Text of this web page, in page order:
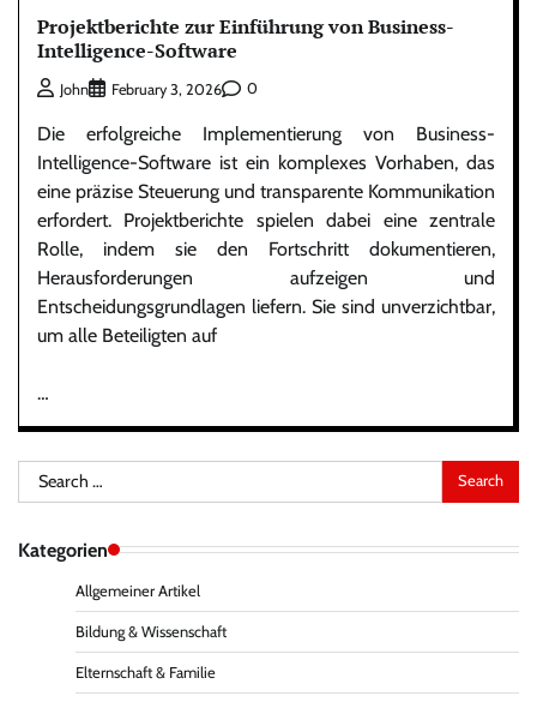
Projektberichte zur Einführung von Business-
Intelligence-Software
John February 3, 2026 0
Die erfolgreiche Implementierung von Business-
Intelligence-Software ist ein komplexes Vorhaben, das
eine präzise Steuerung und transparente Kommunikation
erfordert. Projektberichte spielen dabei eine zentrale
Rolle, indem sie den Fortschritt dokumentieren,
Herausforderungen aufzeigen und
Entscheidungsgrundlagen liefern. Sie sind unverzichtbar,
um alle Beteiligten auf
…
Search
for:
Kategorien
Allgemeiner Artikel
Bildung & Wissenschaft
Elternschaft & Familie